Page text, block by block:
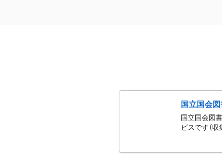
国立国会
国立国会図
ビスです（